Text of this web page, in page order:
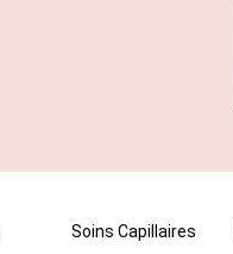
Soins Capillaires